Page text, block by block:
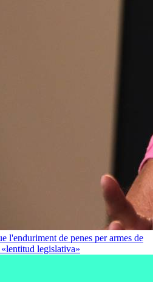
l'enduriment de penes per armes de
legislativa»